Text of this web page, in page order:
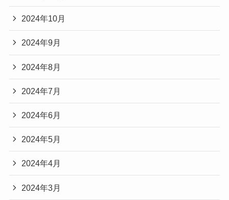
2024年10月
2024年9月
2024年8月
2024年7月
2024年6月
2024年5月
2024年4月
2024年3月